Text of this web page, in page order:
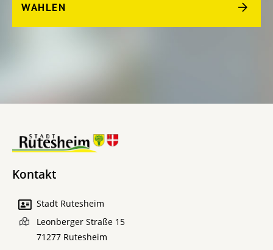
WAHLEN
Kontakt
Stadt Rutesheim
Leonberger Straße 15
71277 Rutesheim